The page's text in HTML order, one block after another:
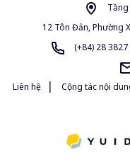
12 Tôn Đản, Phường
(+84) 28
Liên hệ
| Cộng tác nội